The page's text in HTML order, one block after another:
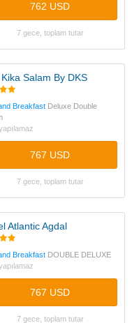
762 USD
7 gece, toplam tutar
Salam By DKS
Breakfast Deluxe Double
767 USD
7 gece, toplam tutar
Atlantic Agdal
Breakfast DOUBLE DELUXE
767 USD
7 gece, toplam tutar